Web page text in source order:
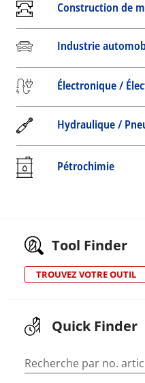
Construction de
Industrie
Électronique /
Hydraulique /
Pétrochimie
Tool Finder
TROUVEZ VOTRE OUTIL
Quick Finder
Recherche par no.